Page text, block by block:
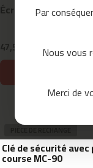
Par
Nous vous
Merci de
mc-
mc-
200
Écran complet MC-
47,59 € 61,99 €
Clé de sécurité
course MC-90